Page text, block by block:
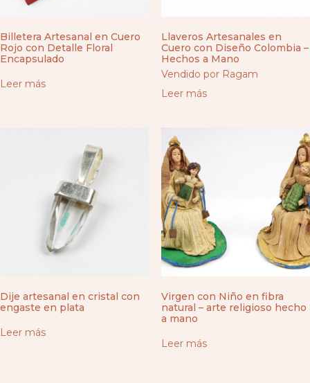
Billetera Artesanal en Cuero
Rojo con Detalle Floral
Encapsulado
Leer más
Llaveros Artesanales en
Cuero con Diseño Colombia –
Hechos a Mano
Vendido por Ragam
Leer más
Dije artesanal en cristal con
engaste en plata
Leer más
Virgen con Niño en fibra
natural – arte religioso hecho
a mano
Leer más